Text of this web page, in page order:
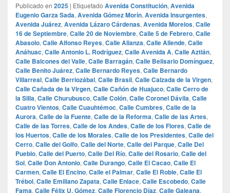
Publicado en 2025 | Etiquetado Avenida Constitución, Avenida
Eugenio Garza Sada, Avenida Gómez Morín, Avenida Insurgentes,
Avenida Juárez, Avenida Lázaro Cárdenas, Avenida Morelos, Calle
16 de Septiembre, Calle 20 de Noviembre, Calle 5 de Febrero, Calle
Abasolo, Calle Alfonso Reyes, Calle Alianza, Calle Allende, Calle
Anáhuac, Calle Antonio L. Rodríguez, Calle Avenida A, Calle Aztlán,
Calle Balcones del Valle, Calle Barragán, Calle Belisario Domínguez,
Calle Benito Juárez, Calle Bernardo Reyes, Calle Bernardo
Villarreal, Calle Berriozábal, Calle Brasil, Calle Calzada de la Virgen,
Calle Cañada de la Virgen, Calle Cañón de Huajuco, Calle Cerro de
la Silla, Calle Churubusco, Calle Colón, Calle Coronel Dávila, Calle
Cuatro Vientos, Calle Cuauhtémoc, Calle Cumbres, Calle de la
Aurora, Calle de la Fuente, Calle de la Reforma, Calle de las Artes,
Calle de las Torres, Calle de los Andes, Calle de los Flores, Calle de
los Huertos, Calle de los Morales, Calle de los Presidentes, Calle del
Cerro, Calle del Golfo, Calle del Norte, Calle del Parque, Calle Del
Pueblo, Calle del Puerto, Calle Del Río, Calle del Rosario, Calle del
Sol, Calle Don Antonio, Calle Durango, Calle El Cacao, Calle El
Carmen, Calle El Encino, Calle el Palmar, Calle El Roble, Calle El
Trébol, Calle Emiliano Zapata, Calle Enlace, Calle Escobedo, Calle
Fama, Calle Félix U. Gómez, Calle Florencio Díaz, Calle Galeana,